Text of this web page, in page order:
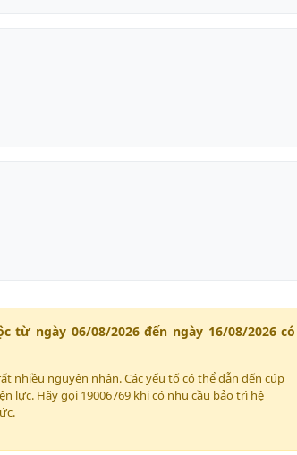
từ ngày 06/08/2026 đến ngày 16/08/2026 có
nhiều nguyên nhân. Các yếu tố có thể dẫn đến cúp
lực. Hãy gọi 19006769 khi có nhu cầu bảo trì hệ